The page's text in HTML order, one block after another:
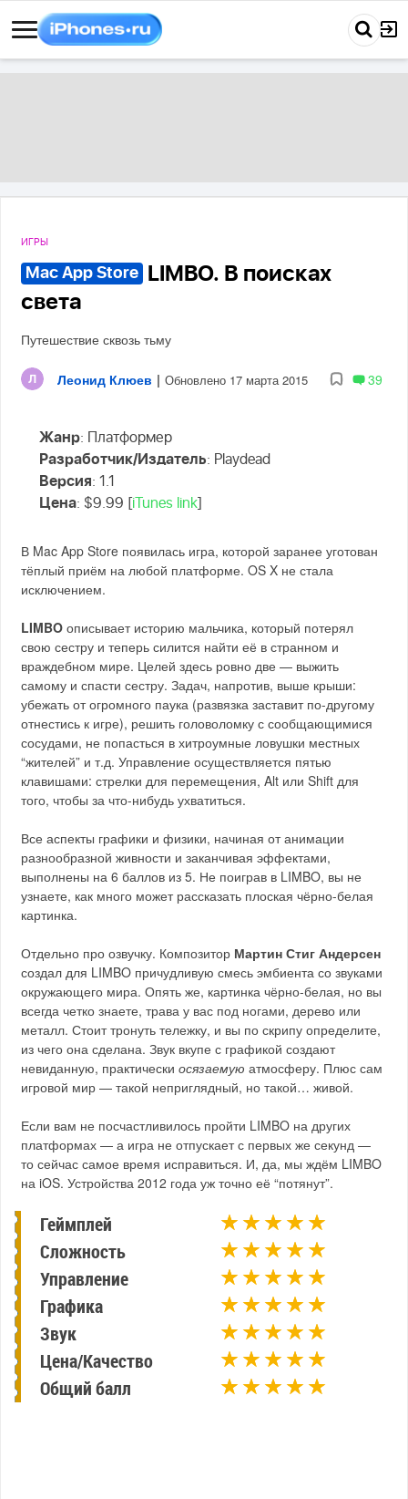
ИГРЫ
Mac App Store
LIMBO. В поисках
света
Путешествие сквозь тьму
Леонид Клюев | Обновлено 17 марта 2015 39
Жанр: Платформер
Разработчик/Издатель: Playdead
Версия: 1.1
Цена: $9.99 [iTunes link]
В Mac App Store появилась игра, которой заранее уготован
тёплый приём на любой платформе. OS X не стала
исключением.
LIMBO описывает историю мальчика, который потерял
свою сестру и теперь силится найти её в странном и
враждебном мире. Целей здесь ровно две — выжить
самому и спасти сестру. Задач, напротив, выше крыши:
убежать от огромного паука (развязка заставит по-другому
отнестись к игре), решить головоломку с сообщающимися
сосудами, не попасться в хитроумные ловушки местных
“жителей” и т.д. Управление осуществляется пятью
клавишами: стрелки для перемещения, Alt или Shift для
того, чтобы за что-нибудь ухватиться.
Все аспекты графики и физики, начиная от анимации
разнообразной живности и заканчивая эффектами,
выполнены на 6 баллов из 5. Не поиграв в LIMBO, вы не
узнаете, как много может рассказать плоская чёрно-белая
картинка.
Отдельно про озвучку. Композитор Мартин Стиг Андерсен
создал для LIMBO причудливую смесь эмбиента со звуками
окружающего мира. Опять же, картинка чёрно-белая, но вы
всегда четко знаете, трава у вас под ногами, дерево или
металл. Стоит тронуть тележку, и вы по скрипу определите,
из чего она сделана. Звук вкупе с графикой создают
невиданную, практическиосязаемую атмосферу. Плюс сам
игровой мир — такой неприглядный, но такой… живой.
Если вам не посчастливилось пройти LIMBO на других
платформах — а игра не отпускает с первых же секунд —
то сейчас самое время исправиться. И, да, мы ждём LIMBO
на iOS. Устройства 2012 года уж точно её “потянут”.
Геймплей
Сложность
Управление
Графика
Звук
Цена/Качество
Общий балл